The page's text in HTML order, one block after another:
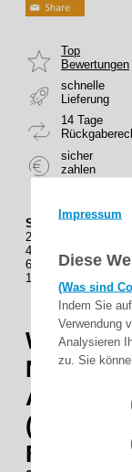
Impressum
Diese
(Was sind
Indem Sie
Verwendung
Analysieren
zu. Sie
Top
Bewertungen
schnelle
Lieferung
14 Tage
sicher
zahlen
Staffelung (Stück)
2
4
6
10
WTS -
Abdeck-
Farbe